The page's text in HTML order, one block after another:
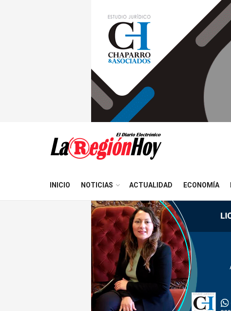
INICIO NOTICIAS ACTUALIDAD ECONOMÍA